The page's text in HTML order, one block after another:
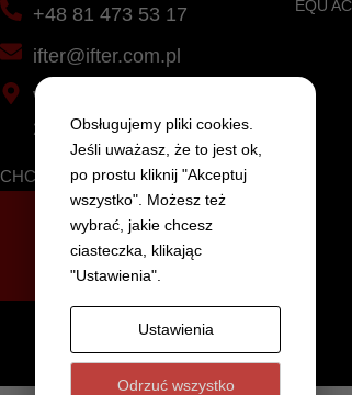
+48 81 473 53 17
ifter@ifter.com.pl
Wola Niemiecka 78C
21-025 Niemce
CHCESZ DOWIEDZIEĆ SIĘ WIĘCEJ?
SKONTAKTUJ SIĘ Z
NAMI
EQU
Obsługujemy pliki cookies.
Jeśli uważasz, że to jest ok,
po prostu kliknij "Akceptuj
wszystko". Możesz też
wybrać, jakie chcesz
ciasteczka, klikając
"Ustawienia".
Ustawienia
Odrzuć wszystko